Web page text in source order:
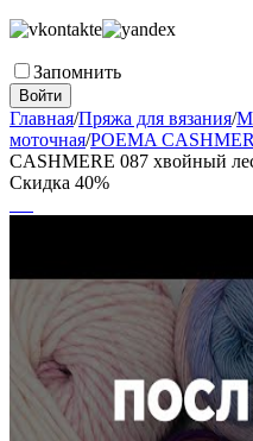
Запомнить
Войти
Главная/Пряжа для вязания/
моточная/POEMA
CASHMERE 087 хвойный
Скидка 40%